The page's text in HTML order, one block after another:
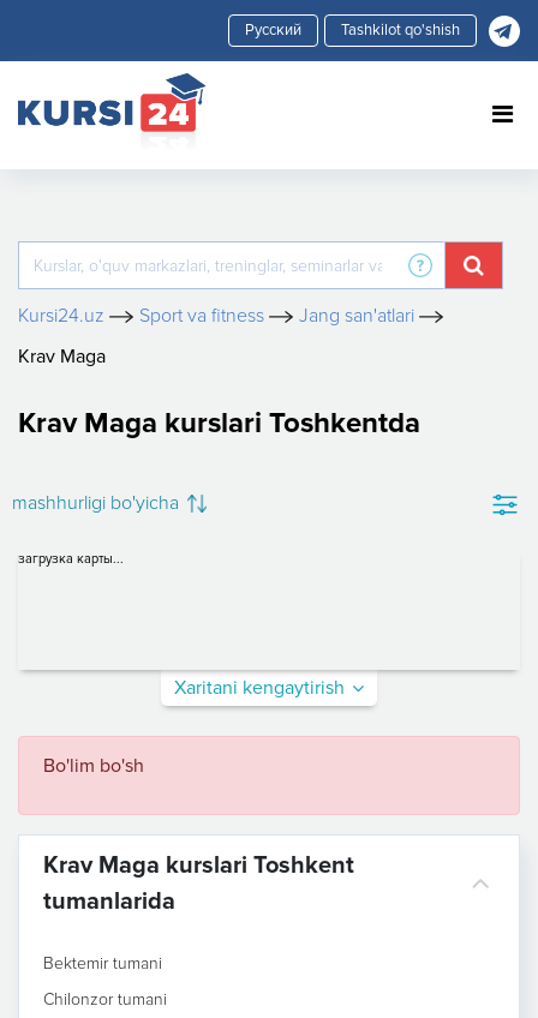
Tashkilot qo'shish
Kursi24.uz Sport va fitness
Jang san'atlari
Krav Maga
Krav Maga kurslari Toshkentda
mashhurligi bo'yicha
загрузка карты...
Xaritani kengaytirish
Bo'lim bo'sh
Krav Maga kurslari Toshkent
tumanlarida
Bektemir tumani
Chilonzor tumani